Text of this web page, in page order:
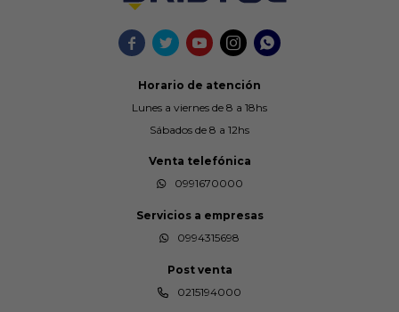
    
Horario de atención
Lunes a viernes de 8 a 18hs
Sábados de 8 a 12hs
Venta telefónica
0991670000
Servicios a empresas
0994315698
Post venta
0215194000